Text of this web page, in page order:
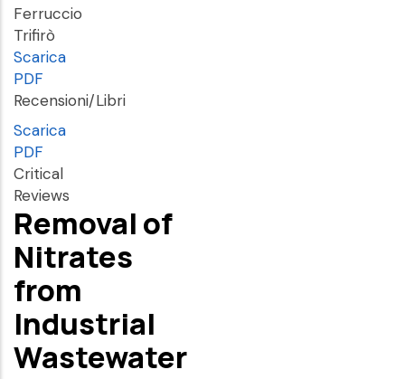
Ferruccio
Trifirò
Scarica
PDF
Recensioni/Libri
Scarica
PDF
Critical
Reviews
Removal of
Nitrates
from
Industrial
Wastewater